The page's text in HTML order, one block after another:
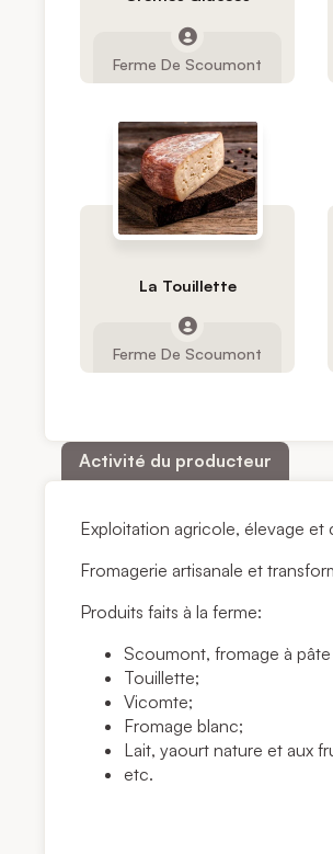
Ferme De Scoumont
La Touillette
Ferme De Scoumont
Activité du producteur
Exploitation agricole, élevage et
Fromagerie artisanale et
Produits faits à la ferme:
Scoumont, fromage à
Touillette;
Vicomte;
Fromage blanc;
Lait, yaourt nature et aux
etc.